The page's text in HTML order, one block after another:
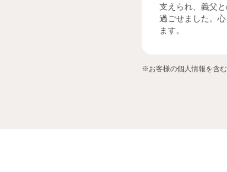
支えられ、義父
過ごせました。
ます。
※お客様の個人情報を含む